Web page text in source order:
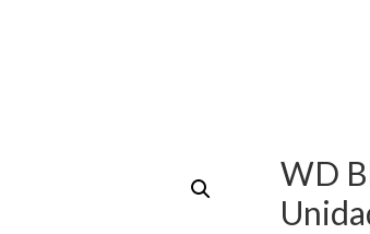
WD